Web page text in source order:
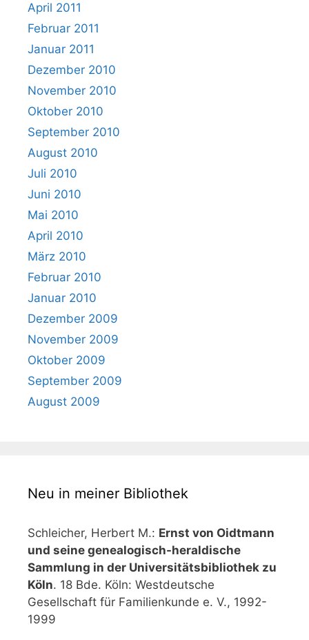
April 2011
Februar 2011
Januar 2011
Dezember 2010
November 2010
Oktober 2010
September 2010
August 2010
Juli 2010
Juni 2010
Mai 2010
April 2010
März 2010
Februar 2010
Januar 2010
Dezember 2009
November 2009
Oktober 2009
September 2009
August 2009
Neu in meiner Bibliothek
Schleicher, Herbert M.: Ernst von Oidtmann
und seine genealogisch-heraldische
Sammlung in der Universitätsbibliothek zu
Köln. 18 Bde. Köln: Westdeutsche
Gesellschaft für Familienkunde e. V., 1992-
1999